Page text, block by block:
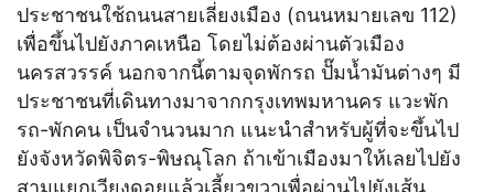
ประชาชนใช้ถนนสายเลี่ยงเมือง (ถนนหมายเลข 112)
เพื่อขึ้นไปยังภาคเหนือ โดยไม่ต้องผ่านตัวเมือง
นครสวรรค์ นอกจากนี้ตามจุดพักรถ ปั๊มน้ำมันต่างๆ มี
ประชาชนที่เดินทางมาจากกรุงเทพมหานคร แวะพัก
รถ-พักคน เป็นจำนวนมาก แนะนำสำหรับผู้ที่จะขึ้นไป
ยังจังหวัดพิจิตร-พิษณุโลก ถ้าเข้าเมืองมาให้เลยไปยัง